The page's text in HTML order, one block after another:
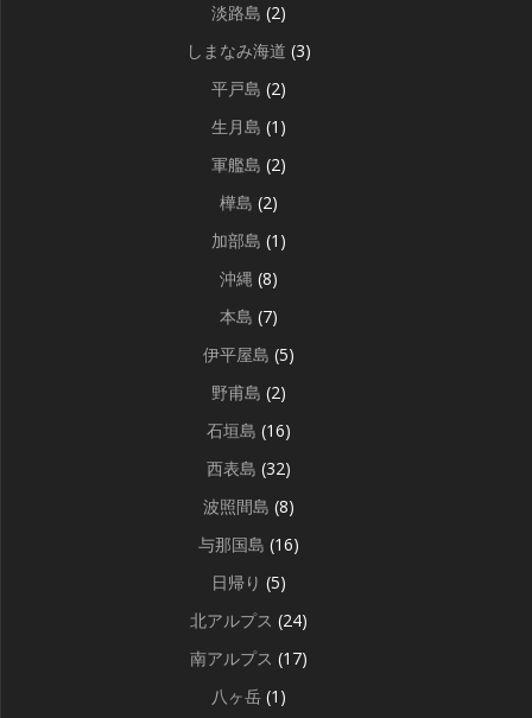
淡路島 (2)
しまなみ海道 (3)
平戸島 (2)
生月島 (1)
軍艦島 (2)
樺島 (2)
加部島 (1)
沖縄 (8)
本島 (7)
伊平屋島 (5)
野甫島 (2)
石垣島 (16)
西表島 (32)
波照間島 (8)
与那国島 (16)
日帰り (5)
北アルプス (24)
南アルプス (17)
八ヶ岳 (1)